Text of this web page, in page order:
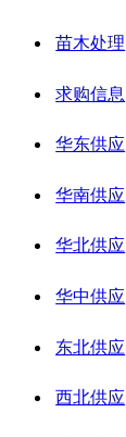
苗木处理
求购信息
华东供应
华南供应
华北供应
华中供应
东北供应
西北供应